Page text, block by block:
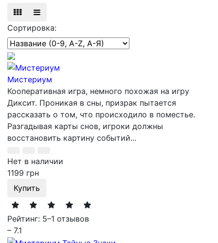
Сортировка:
Мистериум
Кооперативная игра, немного похожая на игру
Диксит. Проникая в сны, призрак пытается
рассказать о том, что происходило в поместье.
Разгадывая карты снов, игроки должны
восстановить картину событий...
Нет в наличии
1199 грн
Купить
Рейтинг: 5–1 отзывов
– 7.1